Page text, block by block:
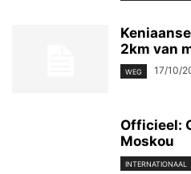
2km van
WEG 17/10/
Officieel:
Moskou
INTERNATIONAAL